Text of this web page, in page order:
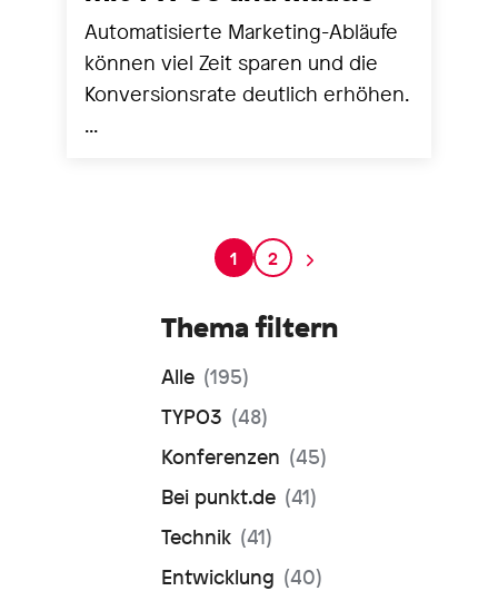
Automatisierte Marketing-Abläufe
können viel Zeit sparen und die
Konversionsrate deutlich erhöhen.
...
1 2
Thema filtern
Alle (195)
TYPO3 (48)
Konferenzen (45)
Bei punkt.de (41)
Technik (41)
Entwicklung (40)